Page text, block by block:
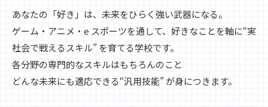
あなたの「好き」は、未来をひらく強い武器になる。
ゲーム・アニメ・e スポーツを通して、好きなことを軸に“実
社会で戦えるスキル” を育てる学校です。
各分野の専門的なスキルはもちろんのこと
どんな未来にも適応できる“汎用技能” が身につきます。